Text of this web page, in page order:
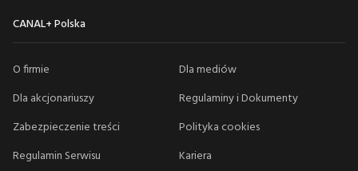
CANAL+ Polska
O firmie
Dla mediów
Dla akcjonariuszy
Regulaminy i Dokumenty
Zabezpieczenie treści
Polityka cookies
Regulamin Serwisu
Kariera